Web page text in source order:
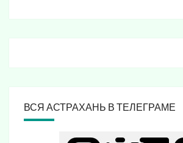
ВСЯ АСТРАХАНЬ В ТЕЛЕГРАМЕ